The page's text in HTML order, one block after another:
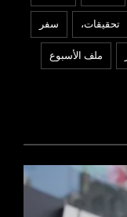
تحقيقات، سفر
ملف الأسبوع